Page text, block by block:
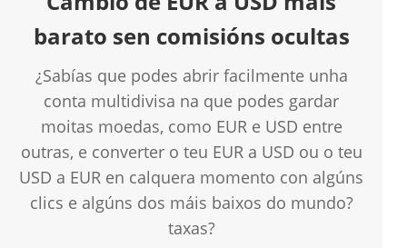
barato sen comisións ocultas
¿Sabías que podes abrir facilmente unha
conta multidivisa na que podes gardar
moitas moedas, como EUR e USD entre
outras, e converter o teu EUR a USD ou o teu
USD a EUR en calquera momento con algúns
clics e algúns dos máis baixos do mundo?
taxas?